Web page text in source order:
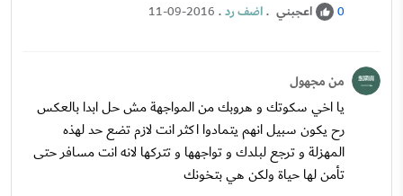
0 اعجبني .اضف رد.
11-09-2016
من مجهول
يا اخي سكوتك و هروبك من المواجهة مش حل ابدا بالعكس
رح يكون سبيل انهم يتمادوا اكثر انت لازم تضع حد لهذه
المهزلة و ترجع لبلدك و تواجهها و تتركها لانه انت مسافر حتى
تأمن لها حياة ولكن هي بتخونك